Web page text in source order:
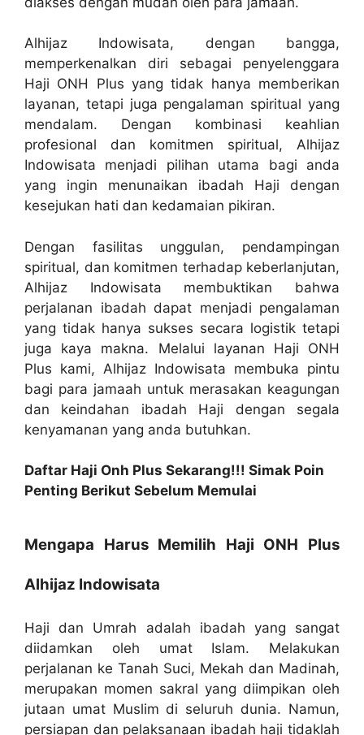
Alhijaz Indowisata, dengan bangga,
memperkenalkan diri sebagai penyelenggara
Haji ONH Plus yang tidak hanya memberikan
layanan, tetapi juga pengalaman spiritual yang
mendalam. Dengan kombinasi keahlian
profesional dan komitmen spiritual, Alhijaz
Indowisata menjadi pilihan utama bagi anda
yang ingin menunaikan ibadah Haji dengan
kesejukan hati dan kedamaian pikiran.
Dengan fasilitas unggulan, pendampingan
spiritual, dan komitmen terhadap keberlanjutan,
Alhijaz Indowisata membuktikan bahwa
perjalanan ibadah dapat menjadi pengalaman
yang tidak hanya sukses secara logistik tetapi
juga kaya makna. Melalui layanan Haji ONH
Plus kami, Alhijaz Indowisata membuka pintu
bagi para jamaah untuk merasakan keagungan
dan keindahan ibadah Haji dengan segala
kenyamanan yang anda butuhkan.
Daftar Haji Onh Plus Sekarang!!! Simak Poin
Penting Berikut Sebelum Memulai
Mengapa Harus Memilih Haji ONH Plus
Alhijaz Indowisata
Haji dan Umrah adalah ibadah yang sangat
diidamkan oleh umat Islam. Melakukan
perjalanan ke Tanah Suci, Mekah dan Madinah,
merupakan momen sakral yang diimpikan oleh
jutaan umat Muslim di seluruh dunia. Namun,
persiapan dan pelaksanaan ibadah haji tidaklah